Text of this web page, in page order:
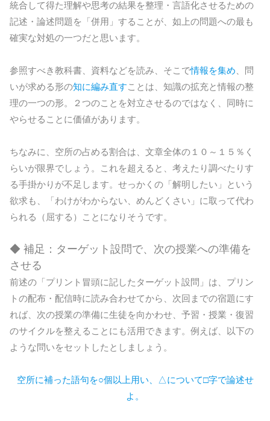
統合して得た理解や思考の結果を整理・言語化させるための
記述・論述問題を「併用」することが、如上の問題への最も
確実な対処の一つだと思います。
参照すべき教科書、資料などを読み、そこで情報を集め 、問
いが求める形の知に編み直すことは、知識の拡充と情報の整
理の一つの形。２つのことを対立させるのではなく、同時に
やらせることに価値があります。
ちなみに、空所の占める割合は、文章全体の１０～１５％く
らいが限界でしょう。これを超えると、考えたり調べたりす
る手掛かりが不足します。せっかくの「解明したい」という
欲求も、「わけがわからない、めんどくさい」に取って代わ
られる（屈する）ことになりそうです。
◆ 補足：ターゲット設問で、次の授業への準備を
させる
前述の「プリント冒頭に記したターゲット設問」は、プリン
トの配布・配信時に読み合わせてから、次回までの宿題にす
れば、次の授業の準備に生徒を向かわせ、予習・授業・復習
のサイクルを整えることにも活用できます。例えば、以下の
ような問いをセットしたとしましょう。
空所に補った語句を○個以上用い、△について□字で論述せ
よ。